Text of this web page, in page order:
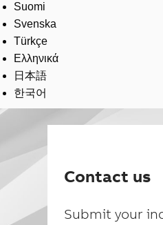
Suomi
Svenska
Türkçe
Ελληνικά
日本語
한국어
Contact us
Submit your